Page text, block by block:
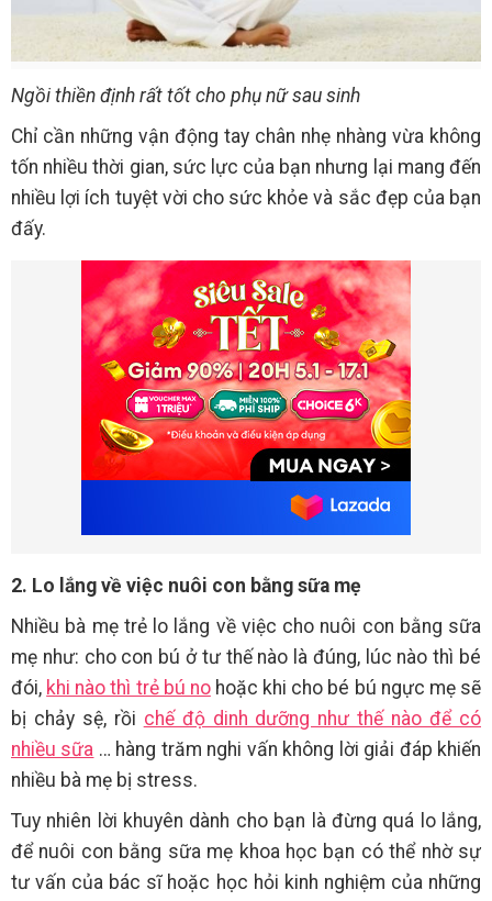
Ngồi thiền định rất tốt cho phụ nữ sau sinh
Chỉ cần những vận động tay chân nhẹ nhàng vừa không
tốn nhiều thời gian, sức lực của bạn nhưng lại mang đến
nhiều lợi ích tuyệt vời cho sức khỏe và sắc đẹp của bạn
đấy.
2. Lo lắng về việc nuôi con bằng sữa mẹ
Nhiều bà mẹ trẻ lo lắng về việc cho nuôi con bằng sữa
mẹ như: cho con bú ở tư thế nào là đúng, lúc nào thì bé
đói, khi nào thì trẻ bú nohoặc khi cho bé bú ngực mẹ sẽ
bị chảy sệ, rồi chế độ dinh dưỡng như thế nào để có
nhiều sữa … hàng trăm nghi vấn không lời giải đáp khiến
nhiều bà mẹ bị stress.
Tuy nhiên lời khuyên dành cho bạn là đừng quá lo lắng,
để nuôi con bằng sữa mẹ khoa học bạn có thể nhờ sự
tư vấn của bác sĩ hoặc học hỏi kinh nghiệm của những